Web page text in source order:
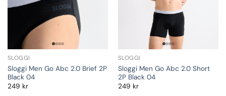
SLOGGI
Sloggi Men Go Abc 2.0 Brief 2P
Black 04
249 kr
SLOGGI
Sloggi Men Go Abc 2.0 Short
2P Black 04
249 kr